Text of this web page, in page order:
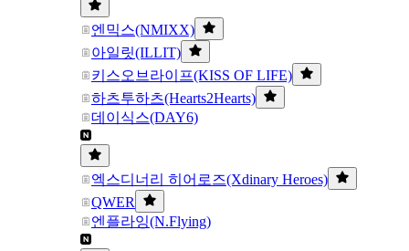
엔믹스(NMIXX)
아일릿(ILLIT)
키스오브라이프(KISS OF LIFE)
하츠투하츠(Hearts2Hearts)
데이식스(DAY6)
엑스디너리 히어로즈(Xdinary Heroes)
QWER
엔플라잉(N.Flying)